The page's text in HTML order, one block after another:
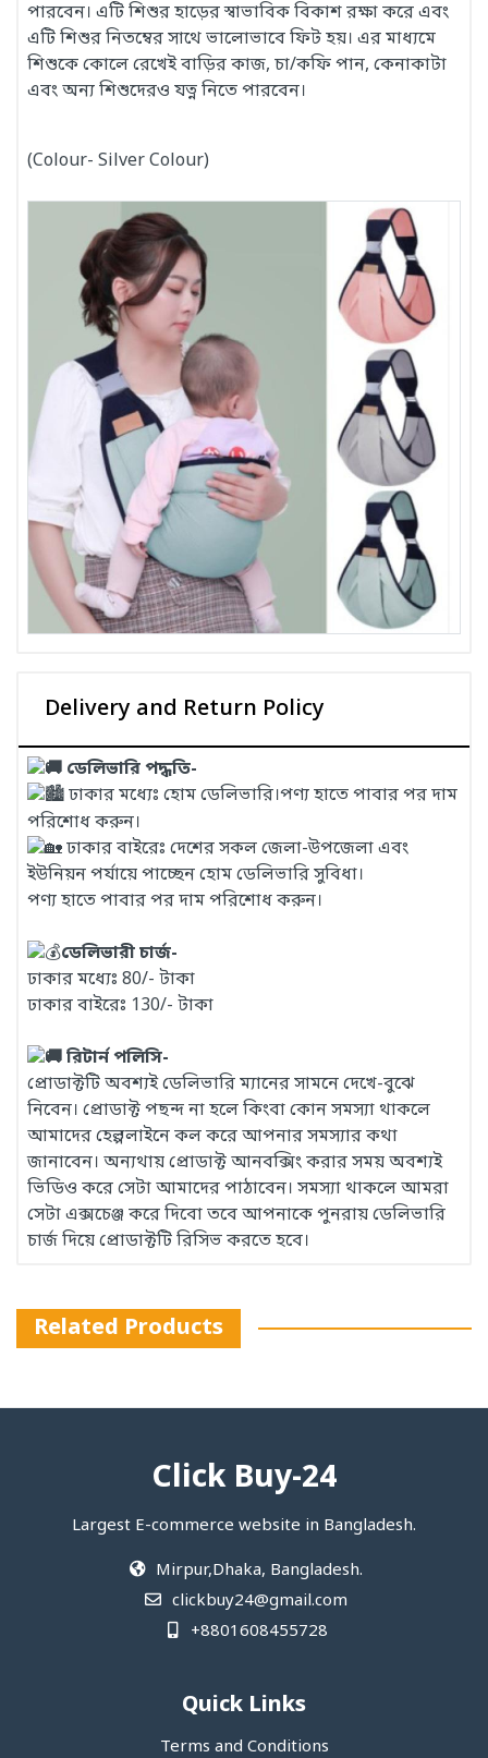
পারবেন। এটি শিশুর হাড়ের স্বাভাবিক বিকাশ রক্ষা করে এবং
এটি শিশুর নিতম্বের সাথে ভালোভাবে ফিট হয়। এর মাধ্যমে
শিশুকে কোলে রেখেই বাড়ির কাজ, চা/কফি পান, কেনাকাটা
এবং অন্য শিশুদেরও যত্ন নিতে পারবেন।
(Colour- Silver Colour)
Delivery and Return Policy
ডেলিভারি পদ্ধতি-
ঢাকার মধ্যেঃ হোম ডেলিভারি।পণ্য হাতে পাবার পর দাম
পরিশোধ করুন।
ঢাকার বাইরেঃ দেশের সকল জেলা-উপজেলা এবং
ইউনিয়ন পর্যায়ে পাচ্ছেন হোম ডেলিভারি সুবিধা।
পণ্য হাতে পাবার পর দাম পরিশোধ করুন।
ডেলিভারী চার্জ-
ঢাকার মধ্যেঃ 80/- টাকা
ঢাকার বাইরেঃ 130/- টাকা
রিটার্ন পলিসি-
প্রোডাক্টটি অবশ্যই ডেলিভারি ম্যানের সামনে দেখে-বুঝে
নিবেন। প্রোডাক্ট পছন্দ না হলে কিংবা কোন সমস্যা থাকলে
আমাদের হেল্পলাইনে কল করে আপনার সমস্যার কথা
জানাবেন। অন্যথায় প্রোডাক্ট আনবক্সিং করার সময় অবশ্যই
ভিডিও করে সেটা আমাদের পাঠাবেন। সমস্যা থাকলে আমরা
সেটা এক্সচেঞ্জ করে দিবো তবে আপনাকে পুনরায় ডেলিভারি
চার্জ দিয়ে প্রোডাক্টটি রিসিভ করতে হবে।
Related Products
Click Buy-24
Largest E-commerce website in Bangladesh.
Mirpur,Dhaka, Bangladesh.
clickbuy24@gmail.com
+8801608455728
Quick Links
Terms and Conditions